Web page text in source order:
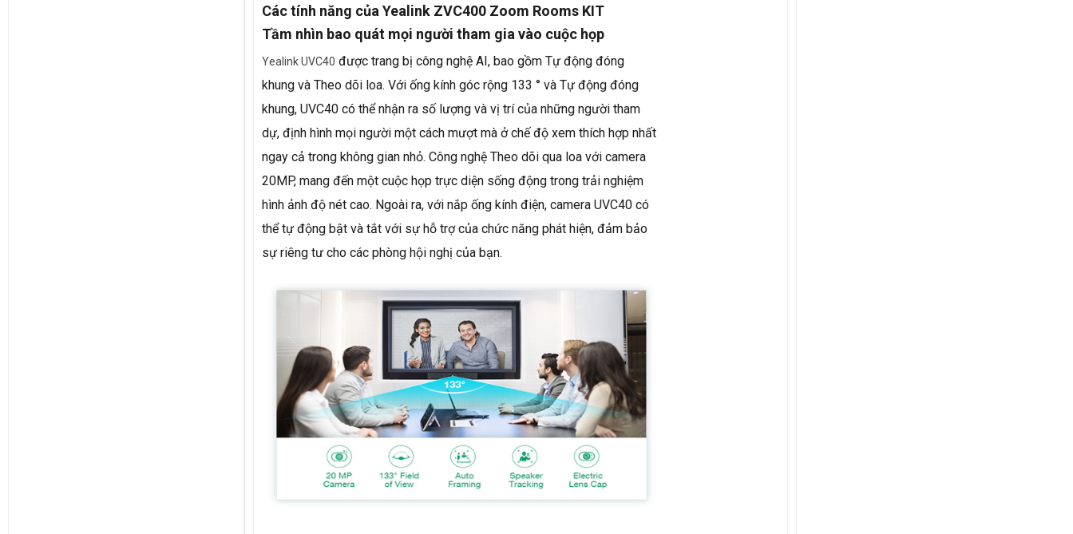
Các tính năng của Yealink ZVC400 Zoom Rooms KIT
Tầm nhìn bao quát mọi người tham gia vào cuộc họp
Yealink UVC40 được trang bị công nghệ AI, bao gồm Tự động đóng
khung và Theo dõi loa. Với ống kính góc rộng 133 ° và Tự động đóng
khung, UVC40 có thể nhận ra số lượng và vị trí của những người tham
dự, định hình mọi người một cách mượt mà ở chế độ xem thích hợp nhất
ngay cả trong không gian nhỏ. Công nghệ Theo dõi qua loa với camera
20MP, mang đến một cuộc họp trực diện sống động trong trải nghiệm
hình ảnh độ nét cao. Ngoài ra, với nắp ống kính điện, camera UVC40 có
thể tự động bật và tắt với sự hỗ trợ của chức năng phát hiện, đảm bảo
sự riêng tư cho các phòng hội nghị của bạn.